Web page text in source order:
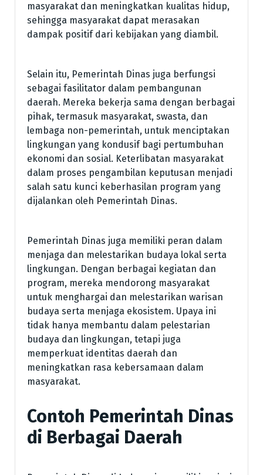
masyarakat dan meningkatkan kualitas hidup,
sehingga masyarakat dapat merasakan
dampak positif dari kebijakan yang diambil.
Selain itu, Pemerintah Dinas juga berfungsi
sebagai fasilitator dalam pembangunan
daerah. Mereka bekerja sama dengan berbagai
pihak, termasuk masyarakat, swasta, dan
lembaga non-pemerintah, untuk menciptakan
lingkungan yang kondusif bagi pertumbuhan
ekonomi dan sosial. Keterlibatan masyarakat
dalam proses pengambilan keputusan menjadi
salah satu kunci keberhasilan program yang
dijalankan oleh Pemerintah Dinas.
Pemerintah Dinas juga memiliki peran dalam
menjaga dan melestarikan budaya lokal serta
lingkungan. Dengan berbagai kegiatan dan
program, mereka mendorong masyarakat
untuk menghargai dan melestarikan warisan
budaya serta menjaga ekosistem. Upaya ini
tidak hanya membantu dalam pelestarian
budaya dan lingkungan, tetapi juga
memperkuat identitas daerah dan
meningkatkan rasa kebersamaan dalam
masyarakat.
Contoh Pemerintah Dinas
di Berbagai Daerah